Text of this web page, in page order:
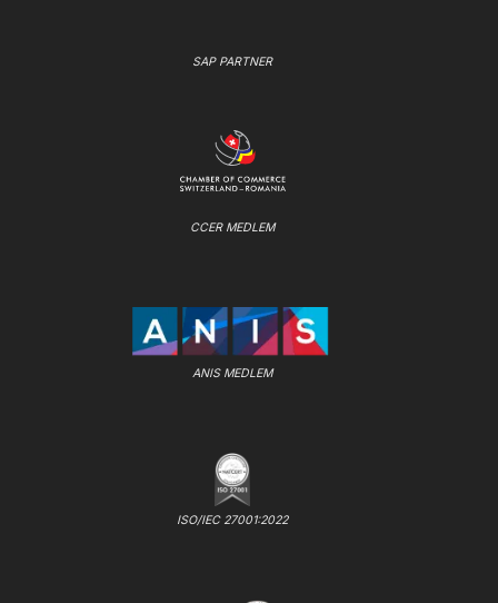
SAP PARTNER
CCER MEDLEM
ANIS MEDLEM
ISO/IEC 27001:2022